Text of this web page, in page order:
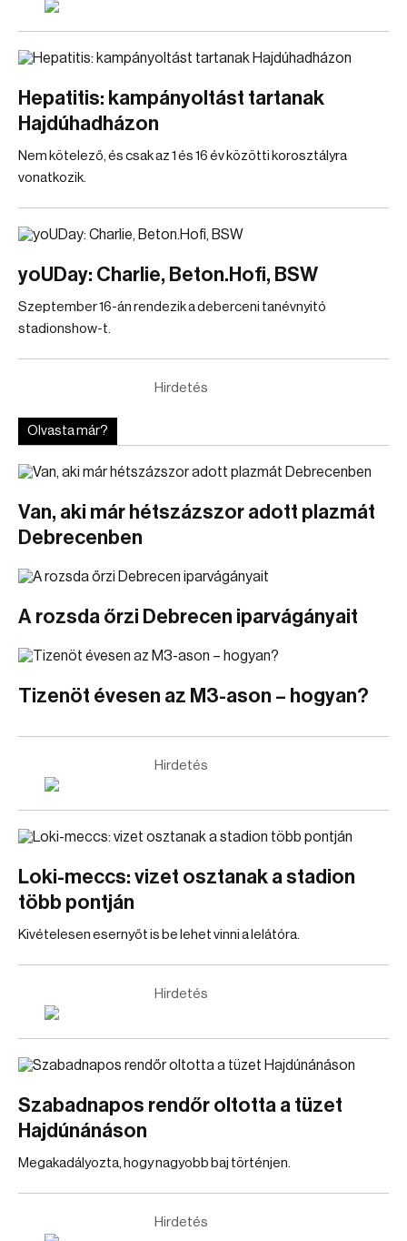
Hepatitis: kampányoltást tartanak
Hajdúhadházon
Nem kötelező, és csak az 1 és 16 év közötti korosztályra
vonatkozik.
yoUDay: Charlie, Beton.Hofi, BSW
Szeptember 16-án rendezik a deberceni tanévnyitó
stadionshow-t.
Hirdetés
Olvasta már?
Van, aki már hétszázszor adott plazmát
Debrecenben
A rozsda őrzi Debrecen iparvágányait
Tizenöt évesen az M3-ason – hogyan?
Hirdetés
Loki-meccs: vizet osztanak a stadion
több pontján
Kivételesen esernyőt is be lehet vinni a lelátóra.
Hirdetés
Szabadnapos rendőr oltotta a tüzet
Hajdúnánáson
Megakadályozta, hogy nagyobb baj történjen.
Hirdetés